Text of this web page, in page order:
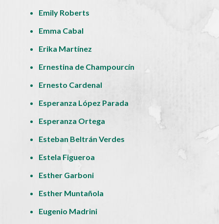
Emily Roberts
Emma Cabal
Erika Martínez
Ernestina de Champourcín
Ernesto Cardenal
Esperanza López Parada
Esperanza Ortega
Esteban Beltrán Verdes
Estela Figueroa
Esther Garboni
Esther Muntañola
Eugenio Madrini